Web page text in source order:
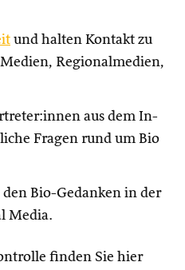
und halten Kontakt zu
Regionalmedien,
aus dem In-
Fragen rund um Bio
Bio-Gedanken in der
Media.
finden Sie hier